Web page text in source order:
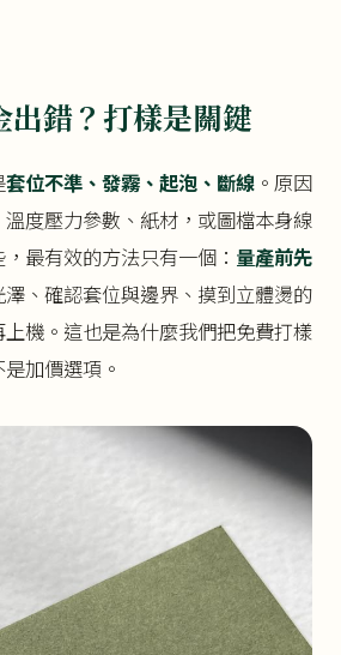
出錯？打樣是關鍵
套位不準、發霧、起泡、斷線 。原因
度壓力參數、紙材，或圖檔本身線
最有效的方法只有一個： 量產前先
澤、確認套位與邊界、摸到立體燙的
機。這也是為什麼我們把免費打樣
加價選項。